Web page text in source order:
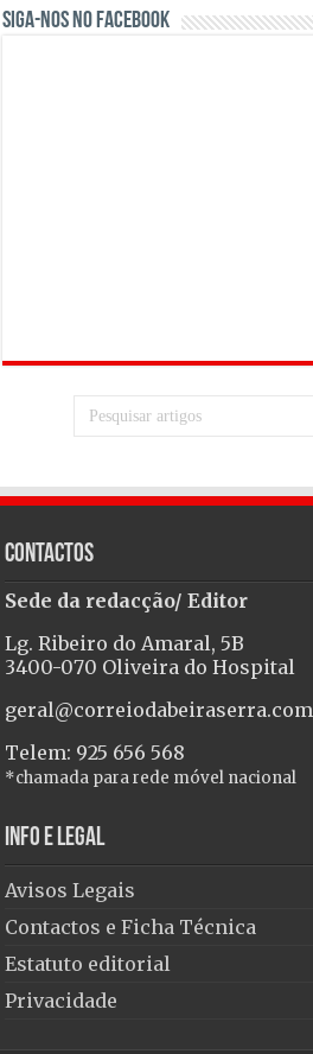
Siga-nos no Facebook
Contactos
Sede da redacção/ Editor
Lg. Ribeiro do Amaral, 5B
3400-070 Oliveira do Hospital
geral@correiodabeiraserra.com
Telem: 925 656 568
*chamada para rede móvel nacional
Info e Legal
Avisos Legais
Contactos e Ficha Técnica
Estatuto editorial
Privacidade